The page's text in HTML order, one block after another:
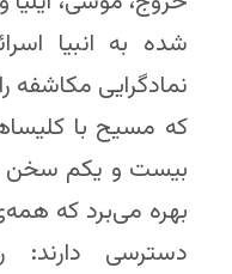
شده به انبیا
نمادگرایی مکاشفه
که مسیح با
بیست و یکم سخن
بهره می‌برد که
دسترسی دارند: